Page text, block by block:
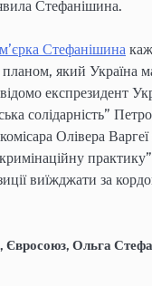
Стефанішина.
Стефанішина
планом, який Україна
експрезидент
солідарність”
Олівера
практику”
виїжджати за
, Євросоюз, Ольга